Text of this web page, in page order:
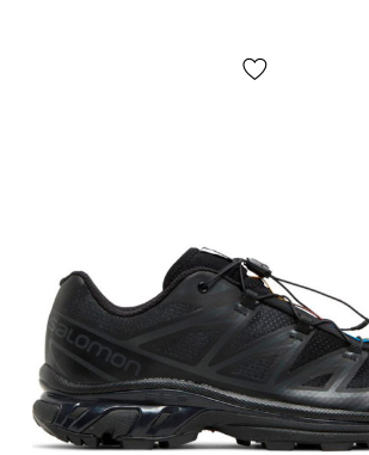
доставки товару та комісія за
*Залежно від налаштувань та якості роботи
колір товару, що зазначено на фото, може
від реального!
*Певні незначні деталі товару та його
числі, але не виключно — розташування
форма, розмір або зміст, дрібні принти,